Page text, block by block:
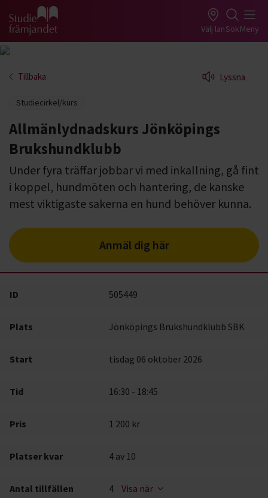
Gå till studiefrämjandets startsida Välj länSökMeny
Tillbaka Lyssna
Studiecirkel/kurs
Allmänlydnadskurs Jönköpings
Brukshundklubb
Under fyra träffar jobbar vi med inkallning, gå fint
i koppel, hundmöten och hantering, de kanske
mest viktigaste sakerna en hund behöver kunna.
Anmäl dig här
ID 505449
Plats Jönköpings Brukshundklubb SBK
Start tisdag 06 oktober 2026
Tid 16:30 - 18:45
Pris 1 200 kr
Platser kvar 4 av 10
Antal tillfällen 4 Visa när